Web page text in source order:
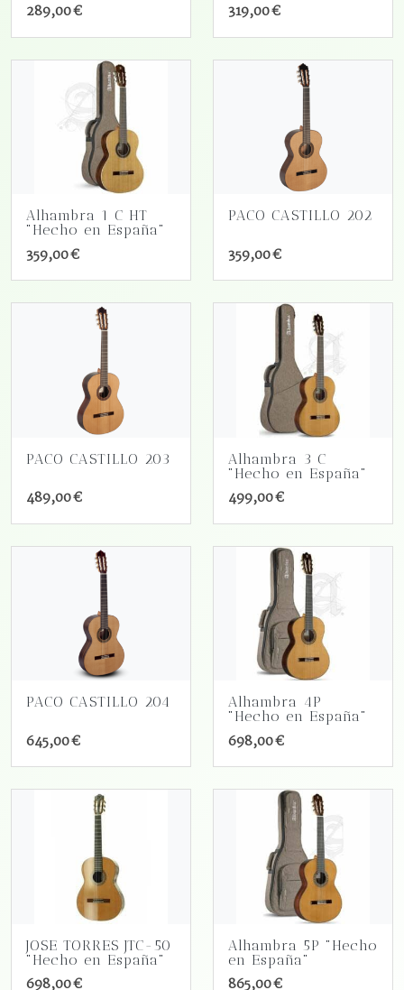
289,00 € 319,00 €
Alhambra 1 C HT
"Hecho en España"
359,00 €
PACO CASTILLO 202
359,00 €
PACO CASTILLO 203
489,00 €
Alhambra 3 C
"Hecho en España"
499,00 €
PACO CASTILLO 204
645,00 €
Alhambra 4P
"Hecho en España"
698,00 €
JOSE TORRES JTC-50
"Hecho en España"
698,00 €
Alhambra 5P "Hecho
en España"
865,00 €